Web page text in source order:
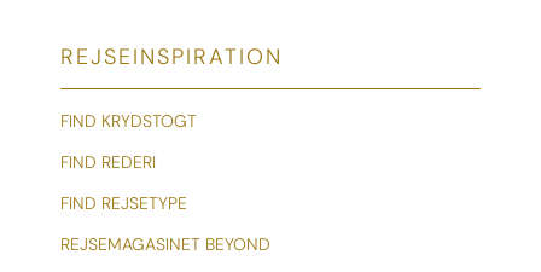
REJSEINSPIRATION
FIND KRYDSTOGT
FIND REDERI
FIND REJSETYPE
REJSEMAGASINET BEYOND